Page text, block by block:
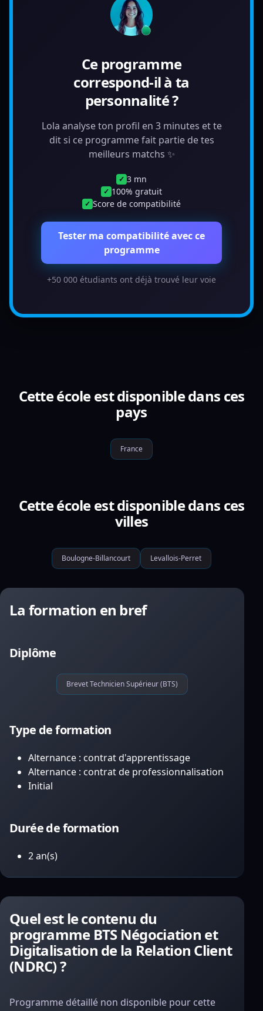
Ce programme
correspond-il à ta
personnalité ?
Lola analyse ton profil en 3 minutes et te
dit si ce programme fait partie de tes
meilleurs matchs ✨
✓ 3 mn
✓ 100% gratuit
✓ Score de compatibilité
Tester ma compatibilité avec ce
programme
+50 000 étudiants ont déjà trouvé leur voie
Cette école est disponible dans ces
pays
France
Cette école est disponible dans ces
villes
Boulogne-Billancourt Levallois-Perret
La formation en bref
Diplôme
Brevet Technicien Supérieur (BTS)
Type de formation
Alternance : contrat d'apprentissage
Alternance : contrat de professionnalisation
Initial
Durée de formation
2 an(s)
Quel est le contenu du
programme BTS Négociation et
Digitalisation de la Relation Client
(NDRC) ?
Programme détaillé non disponible pour cette